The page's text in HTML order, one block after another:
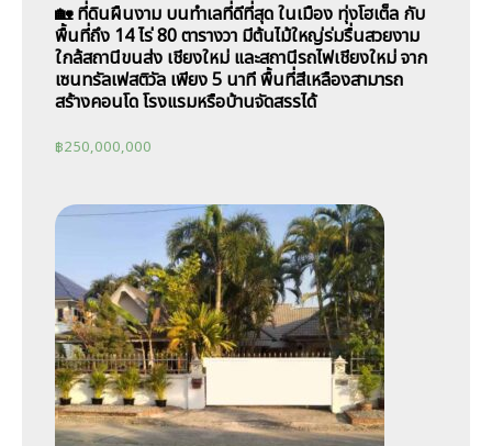
🏡 ที่ดินผืนงาม บนทำเลที่ดีที่สุด ในเมือง ทุ่งโฮเต็ล กับ
พื้นที่ถึง 14 ไร่ 80 ตารางวา มีต้นไม้ใหญ่ร่มรื่นสวยงาม
ใกล้สถานีขนส่ง เชียงใหม่ และสถานีรถไฟเชียงใหม่ จาก
เซนทรัลเฟสติวัล เพียง 5 นาที พื้นที่สีเหลืองสามารถ
สร้างคอนโด โรงแรมหรือบ้านจัดสรรได้
฿250,000,000